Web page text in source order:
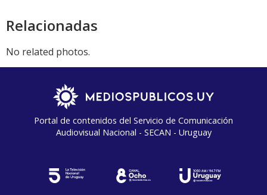
Relacionadas
No related photos.
Portal de contenidos del Servicio de Comunicación
Audiovisual Nacional - SECAN - Uruguay